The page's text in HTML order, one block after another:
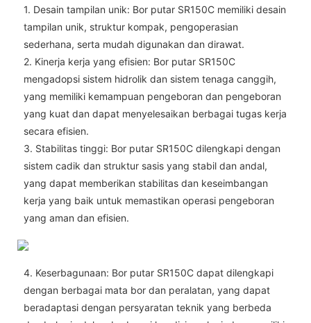
1. Desain tampilan unik: Bor putar SR150C memiliki desain
tampilan unik, struktur kompak, pengoperasian
sederhana, serta mudah digunakan dan dirawat.
2. Kinerja kerja yang efisien: Bor putar SR150C
mengadopsi sistem hidrolik dan sistem tenaga canggih,
yang memiliki kemampuan pengeboran dan pengeboran
yang kuat dan dapat menyelesaikan berbagai tugas kerja
secara efisien.
3. Stabilitas tinggi: Bor putar SR150C dilengkapi dengan
sistem cadik dan struktur sasis yang stabil dan andal,
yang dapat memberikan stabilitas dan keseimbangan
kerja yang baik untuk memastikan operasi pengeboran
yang aman dan efisien.
4. Keserbagunaan: Bor putar SR150C dapat dilengkapi
dengan berbagai mata bor dan peralatan, yang dapat
beradaptasi dengan persyaratan teknik yang berbeda